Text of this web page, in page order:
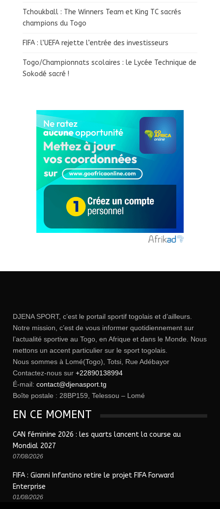
Tchoukball : The Winners Team et King TC sacrés
champions du Togo
FIFA : l’UEFA rejette l’entrée des investisseurs
Togo/Championnats scolaires : le Lycée Technique de
Sokodé sacré !
DJENA SPORT, c’est le portail sportif togolais et d’ailleurs.
Notre mission, c’est de vous informer quotidiennement sur
l’actualité sportive au Togo, en Afrique et dans le Monde. Nous
mettons un accent particulier sur le sport togolais.
Nous sommes à Lomé(Togo), Totsi, Rue Adébayor
Contactez-nous sur +22890138994
É-mail: contact@djenasport.tg
Boîte postale : 28BP159, Telessou – Lomé
EN CE MOMENT
CAN féminine 2026 : les quarts lancent la course au
Mondial 2027
07/08/2026
FIFA : Gianni Infantino retire le projet FIFA Forward
Enterprise
01/08/2026